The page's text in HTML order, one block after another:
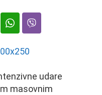
udare
masovnim